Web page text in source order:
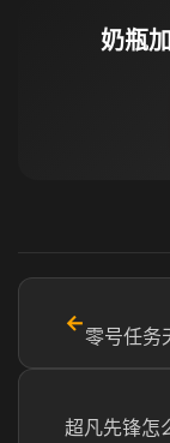
奶瓶
←
零号任务
超凡先锋怎